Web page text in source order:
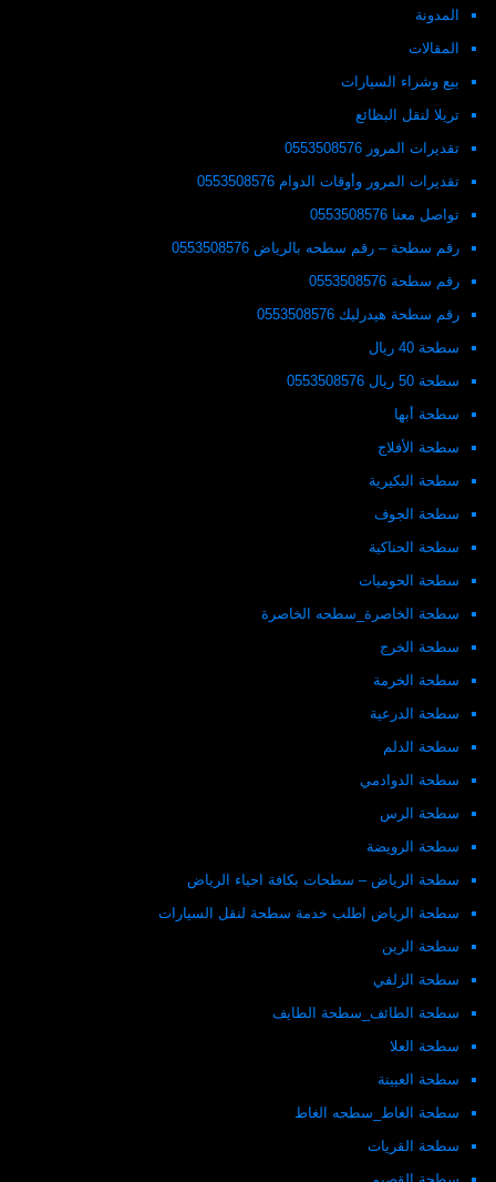
المدونة
المقالات
بيع وشراء السيارات
تريلا لنقل البظائع
تقديرات المرور 0553508576
تقديرات المرور وأوقات الدوام 0553508576
تواصل معنا 0553508576
رقم سطحة – رقم سطحه بالرياض 0553508576
رقم سطحة 0553508576
رقم سطحة هيدرليك 0553508576
سطحة 40 ريال
سطحة 50 ريال 0553508576
سطحة أبها
سطحة الأفلاج
سطحة البكيرية
سطحة الجوف
سطحة الحناكية
سطحة الحوميات
سطحة الخاصرة_سطحه الخاصرة
سطحة الخرج
سطحة الخرمة
سطحة الدرعية
سطحة الدلم
سطحة الدوادمي
سطحة الرس
سطحة الرويضة
سطحة الرياض – سطحات بكافة احياء الرياض
سطحة الرياض اطلب خدمة سطحة لنقل السيارات
سطحة الرين
سطحة الزلفي
سطحة الطائف_سطحة الطايف
سطحة العلا
سطحة العيينة
سطحة الغاط_سطحه الغاط
سطحة القريات